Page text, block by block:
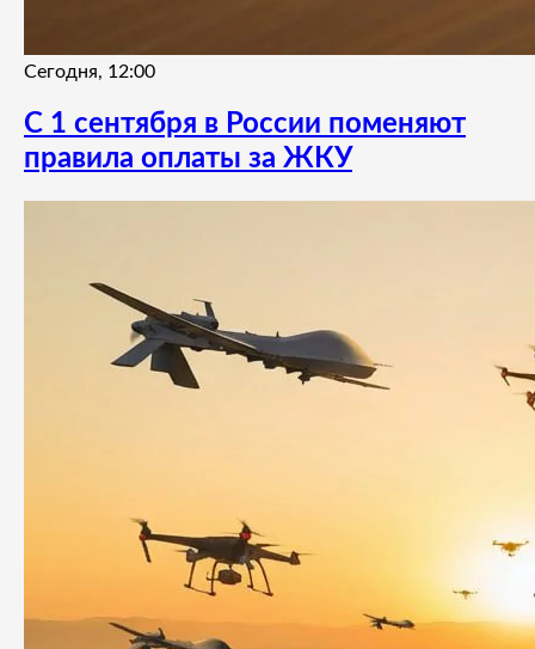
Сегодня, 12:00
С 1 сентября в России поменяют
правила оплаты за ЖКУ